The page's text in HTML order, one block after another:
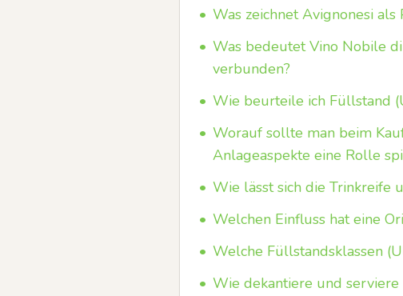
• Was zeichnet Avignonesi
• Was bedeutet Vino Nobile
verbunden?
• Wie beurteile ich Füllstand
• Worauf sollte man beim
Anlageaspekte eine Rolle
• Wie lässt sich die Trinkreife
• Welchen Einfluss hat eine
• Welche Füllstandsklassen
• Wie dekantiere und